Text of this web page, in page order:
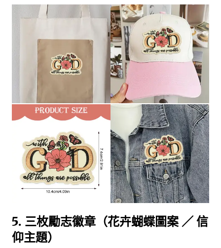
5. 三枚勵志徽章（花卉蝴蝶圖案 ／ 信
仰主題）